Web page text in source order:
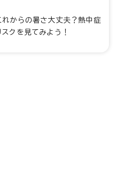
れからの暑さ大丈夫？熱中症
スクを見てみよう！